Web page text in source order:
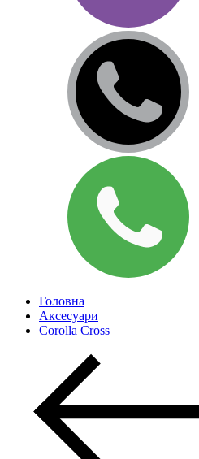
Головна
Аксесуари
Corolla Cross